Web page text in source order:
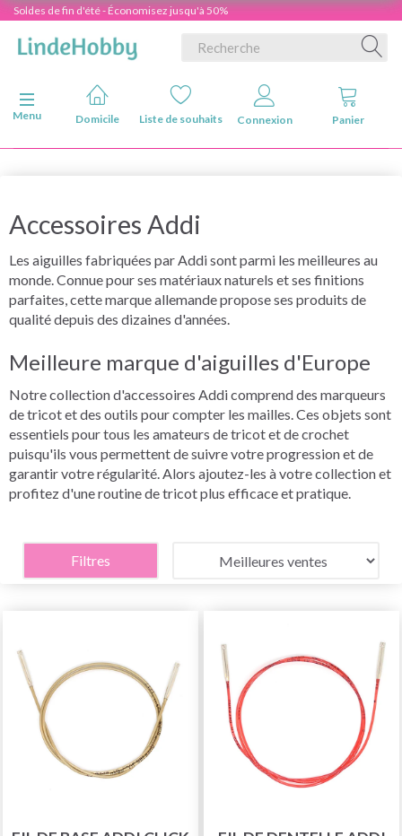
Soldes de fin d'été - Économisez jusqu'à 50%
Basculer la navigation
Menu
Domicile Liste de souhaits Connexion Panier
Accessoires Addi
Les aiguilles fabriquées par Addi sont parmi les meilleures au
monde. Connue pour ses matériaux naturels et ses finitions
parfaites, cette marque allemande propose ses produits de
qualité depuis des dizaines d'années.
Meilleure marque d'aiguilles d'Europe
Notre collection d'accessoires Addi comprend des marqueurs
de tricot et des outils pour compter les mailles. Ces objets sont
essentiels pour tous les amateurs de tricot et de crochet
puisqu'ils vous permettent de suivre votre progression et de
garantir votre régularité. Alors ajoutez-les à votre collection et
profitez d'une routine de tricot plus efficace et pratique.
Filtres